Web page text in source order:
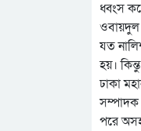
ধ্বংস
ওবায়দুল
যত
হয়।
ঢাকা
সম্পাদক
পরে